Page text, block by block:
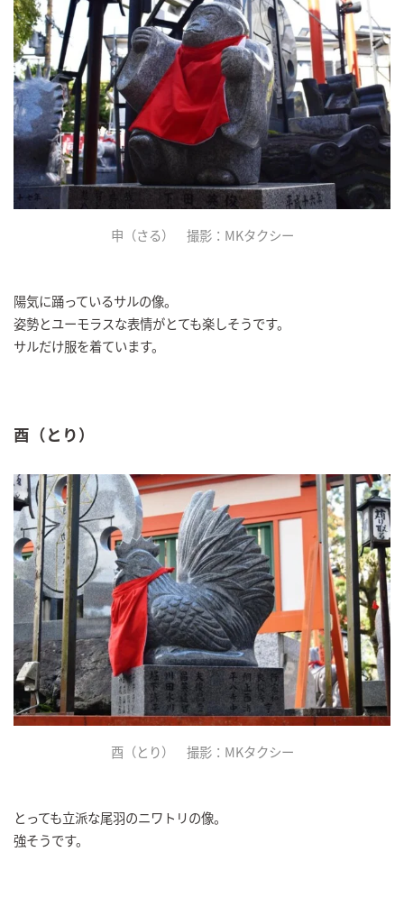
申（さる） 撮影：MKタクシー
陽気に踊っているサルの像。
姿勢とユーモラスな表情がとても楽しそうです。
サルだけ服を着ています。
酉（とり）
酉（とり） 撮影：MKタクシー
とっても立派な尾羽のニワトリの像。
強そうです。